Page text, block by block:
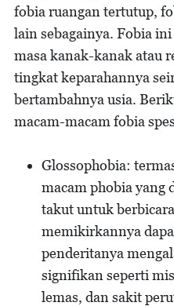
fobia ruangan tertutup,
lain sebagainya. Fobia
masa kanak-kanak atau
tingkat keparahannya
bertambahnya usia.
macam-macam fobia
Glossophobia:
macam phobia yang
takut untuk
memikirkannya
penderitanya
signifikan seperti
lemas, dan sakit